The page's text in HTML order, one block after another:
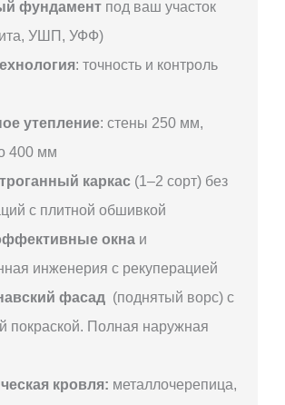
фундамент под ваш участок
УШП, УФФ)
: точность и контроль
утепление: стены 250 мм,
400 мм
каркас (1–2 сорт) без
с плитной обшивкой
окна и
инженерия с рекуперацией
фасад (поднятый ворс) с
покраской. Полная наружная
кровля: металлочерепица,